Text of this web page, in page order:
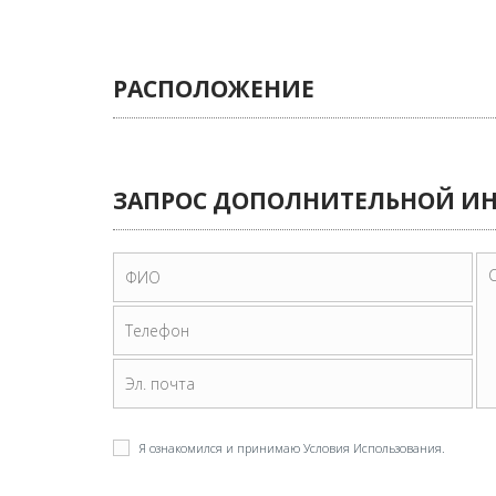
РАСПОЛОЖЕНИЕ
ЗАПРОС ДОПОЛНИТЕЛЬНОЙ
Я ознакомился и принимаю Условия Использования.